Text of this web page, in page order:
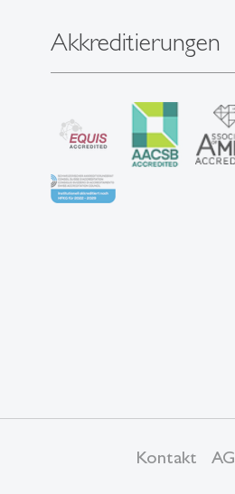
Akkreditierungen
Kontakt